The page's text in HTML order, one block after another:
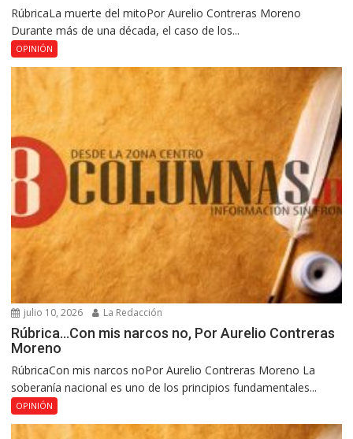
RúbricaLa muerte del mitoPor Aurelio Contreras Moreno
Durante más de una década, el caso de los...
OPINIÓN
julio 10, 2026 La Redacción
Rúbrica…Con mis narcos no, Por Aurelio Contreras
Moreno
RúbricaCon mis narcos noPor Aurelio Contreras Moreno La
soberanía nacional es uno de los principios fundamentales...
OPINIÓN